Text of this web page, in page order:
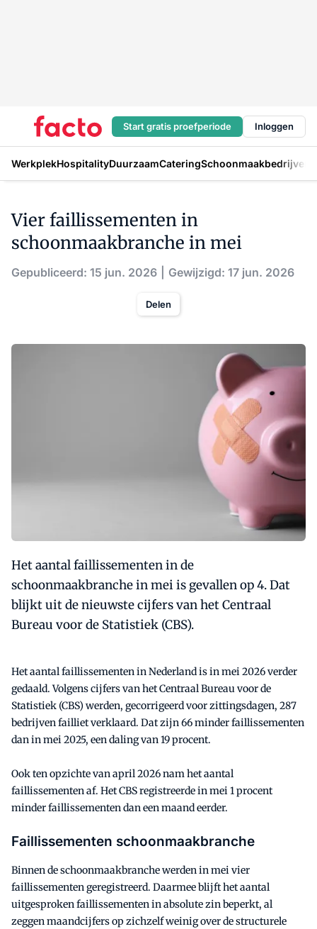
Start gratis proefperiode Inloggen
WerkplekHospitalityDuurzaamCateringSchoonmaakbedrijven
Vier faillissementen in
schoonmaakbranche in mei
Gepubliceerd: 15 jun. 2026 Gewijzigd: 17 jun. 2026
Delen
Het aantal faillissementen in de
schoonmaakbranche in mei is gevallen op 4. Dat
blijkt uit de nieuwste cijfers van het Centraal
Bureau voor de Statistiek (CBS).
Het aantal faillissementen in Nederland is in mei 2026 verder
gedaald. Volgens cijfers van het Centraal Bureau voor de
Statistiek (CBS) werden, gecorrigeerd voor zittingsdagen, 287
bedrijven failliet verklaard. Dat zijn 66 minder faillissementen
dan in mei 2025, een daling van 19 procent.
Ook ten opzichte van april 2026 nam het aantal
faillissementen af. Het CBS registreerde in mei 1 procent
minder faillissementen dan een maand eerder.
Faillissementen schoonmaakbranche
Binnen de schoonmaakbranche werden in mei vier
faillissementen geregistreerd. Daarmee blijft het aantal
uitgesproken faillissementen in absolute zin beperkt, al
zeggen maandcijfers op zichzelf weinig over de structurele